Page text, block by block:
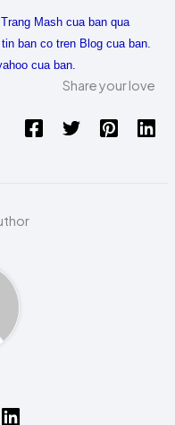
Mash cua ban qua
ban co tren Blog cua ban.
cua ban.
Share your love